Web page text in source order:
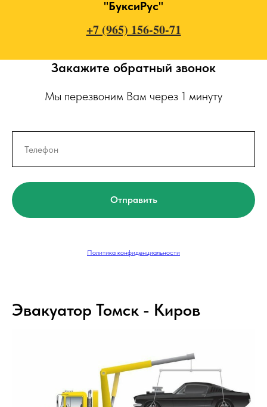
"БуксиРус"
+7 (965) 156-50-71
Закажите обратный звонок
Мы перезвоним Вам через 1 минуту
Отправить
Политика конфиденциальности
Эвакуатор Томск - Киров